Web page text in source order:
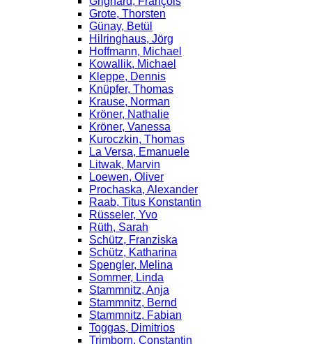
Grote, Thorsten
Günay, Betül
Hilringhaus, Jörg
Hoffmann, Michael
Kowallik, Michael
Kleppe, Dennis
Knüpfer, Thomas
Krause, Norman
Kröner, Nathalie
Kröner, Vanessa
Kuroczkin, Thomas
La Versa, Emanuele
Litwak, Marvin
Loewen, Oliver
Prochaska, Alexander
Raab, Titus Konstantin
Rüsseler, Yvo
Rüth, Sarah
Schütz, Franziska
Schütz, Katharina
Spengler, Melina
Sommer, Linda
Stammnitz, Anja
Stammnitz, Bernd
Stammnitz, Fabian
Toggas, Dimitrios
Trimborn, Constantin